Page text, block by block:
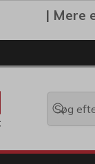
| Mere